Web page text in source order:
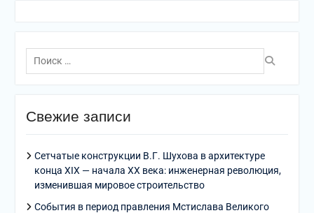
Поиск
по:
Свежие записи
Сетчатые конструкции В.Г. Шухова в архитектуре
конца XIX — начала XX века: инженерная революция,
изменившая мировое строительство
События в период правления Мстислава Великого